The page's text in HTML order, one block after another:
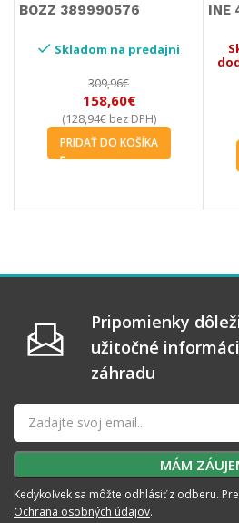
428170577
Skladom u dodávateľa,
zvyčajne 10-14 dní
384,57€
307,70€
250,16€bez DPH)
PRIDAŤ DO KOŠÍKA
Pripomienky
užitočné
záhradu
Kedykoľvek sa môžte odhlásiť z odberu.
Ochrana osobných údajov.